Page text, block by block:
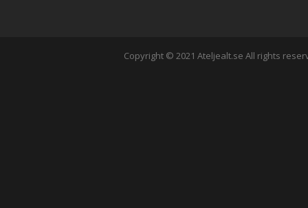
Copyright © 2021 Ateljealt.se All rights